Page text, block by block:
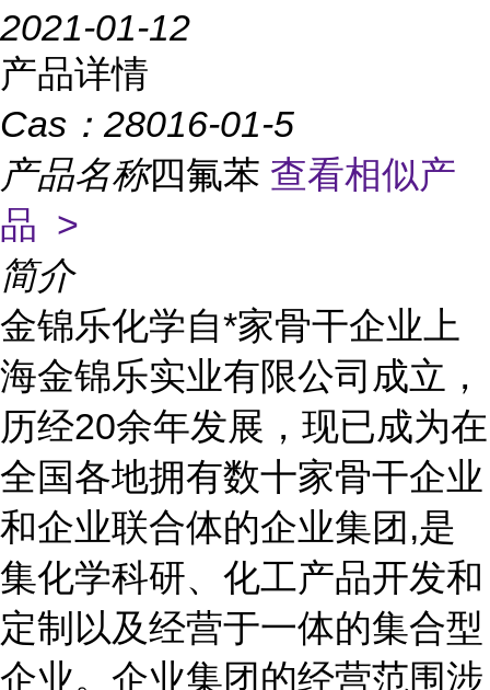
2021-01-12
产品详情
Cas： 28016-01-5
产品名称四氟苯 查看相似产
品 >
简介
金锦乐化学自*家骨干企业上
海金锦乐实业有限公司成立，
历经20余年发展，现已成为在
全国各地拥有数十家骨干企业
和企业联合体的企业集团,是
集化学科研、化工产品开发和
定制以及经营于一体的集合型
企业。企业集团的经营范围涉